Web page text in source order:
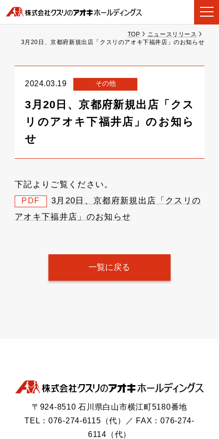
TOP
ニュースリリース
3月20日、京都府新規出店「クスリのアオキ下福井店」のお知らせ
2024.03.19 その他
3月20日、京都府新規出店「クス
リのアオキ下福井店」のお知ら
せ
下記よりご覧ください。
PDF
3月20日、京都府新規出店「クスリの
アオキ下福井店」のお知らせ
一覧に戻る
〒924-8510 石川県白山市横江町5180番地
TEL：076-274-6115（代）／ FAX：076-274-
6114（代）